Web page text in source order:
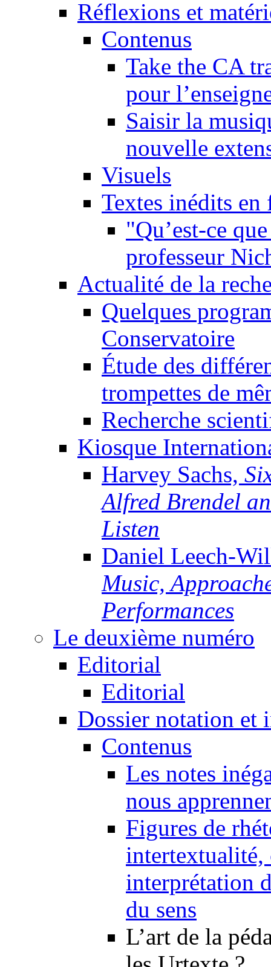
Réflexions et
Contenus
Take the CA
pour
Saisir la
nouvelle
Visuels
Textes inédits en
"Qu’est-ce
professeur
Actualité de la
Quelques
Conservatoire
Étude des
trompettes de
Recherche
Kiosque
Harvey Sachs,
Alfred Brendel
Listen
Daniel Leech-
Music,
Performances
Le deuxième numéro
Editorial
Editorial
Dossier notation et
Contenus
Les notes
nous
Figures de
interprétation
du sens
L’art de la